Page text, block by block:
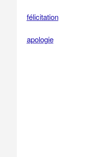
félicitation
apologie